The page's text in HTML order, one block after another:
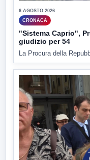
6 AGOSTO 2026
CRONACA
"Sistema Caprio",
giudizio per 54
La Procura della